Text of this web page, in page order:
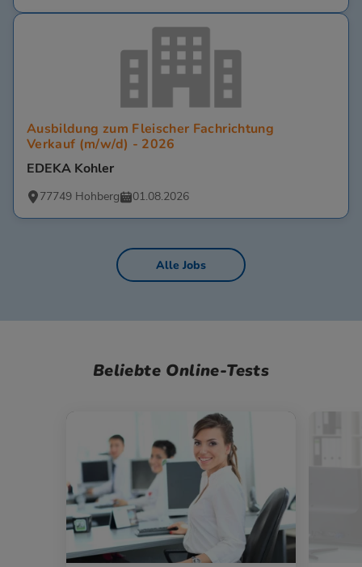
Ausbildung zum Fleischer Fachrichtung
Verkauf (m/w/d) - 2026
EDEKA Kohler
77749 Hohberg 01.08.2026
Alle Jobs
Beliebte Online-Tests